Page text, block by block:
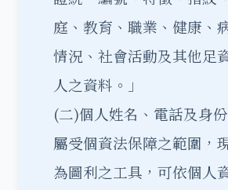
庭、教育、職業、健康、
情況、社會活動及其他足
人之資料。」
(二)個人姓名、電話及身
屬受個資法保障之範圍，
為圖利之工具，可依個人